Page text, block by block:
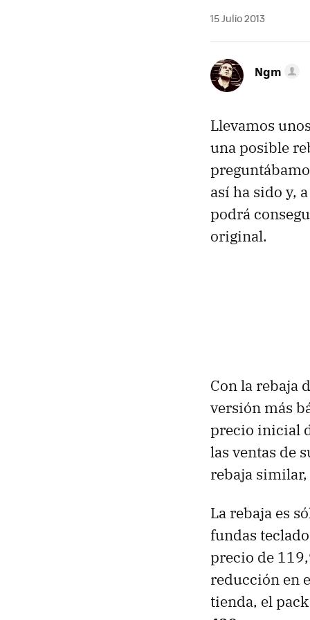
15 Julio 2013
Ngm
Llevamos
una posible
así ha sido y,
podrá
original.
Con la rebaja
versión más
precio inicial
las ventas de
rebaja
La rebaja es
fundas
precio de
reducción en
tienda, el